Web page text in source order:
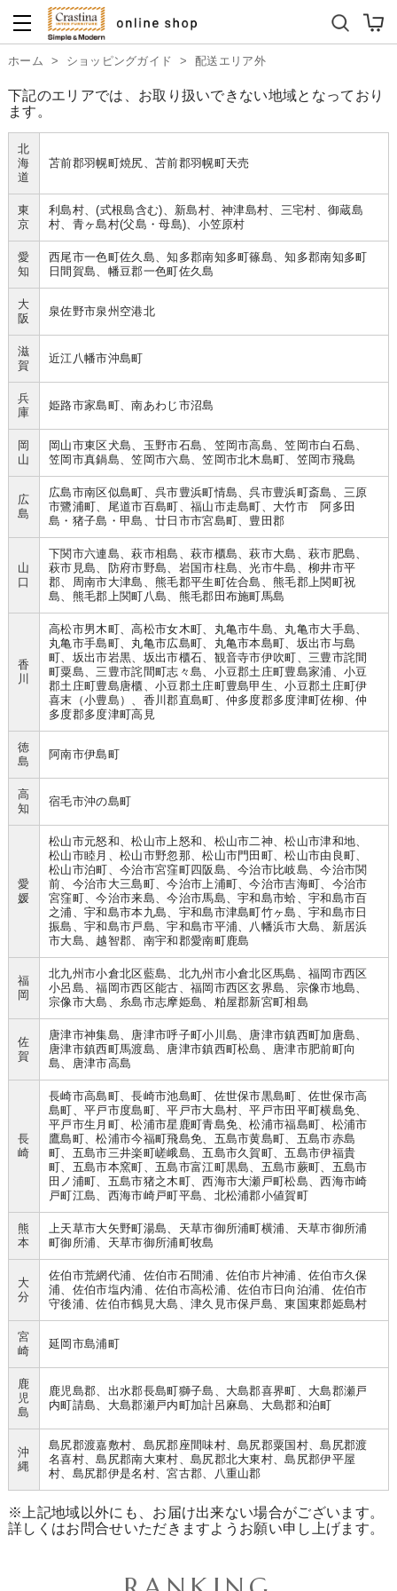
ダイニングテーブルセット
ホーム > ショッピングガイド > 配送エリア外
下記のエリアでは、お取り扱いできない地域となっており
ます。
北
海
道
苫前郡羽幌町焼尻、苫前郡羽幌町天売
東
京
利島村、(式根島含む)、新島村、神津島村、三宅村、御蔵島
村、青ヶ島村(父島・母島)、小笠原村
愛
知
西尾市一色町佐久島、知多郡南知多町篠島、知多郡南知多町
日間賀島、幡豆郡一色町佐久島
大
阪
泉佐野市泉州空港北
滋
賀
近江八幡市沖島町
兵
庫
姫路市家島町、南あわじ市沼島
岡
山
岡山市東区犬島、玉野市石島、笠岡市高島、笠岡市白石島、
笠岡市真鍋島、笠岡市六島、笠岡市北木島町、笠岡市飛島
広
島
広島市南区似島町、呉市豊浜町情島、呉市豊浜町斎島、三原
市鷺浦町、尾道市百島町、福山市走島町、大竹市 阿多田
島・猪子島・甲島、廿日市市宮島町、豊田郡
山
口
下関市六連島、萩市相島、萩市櫃島、萩市大島、萩市肥島、
萩市見島、防府市野島、岩国市柱島、光市牛島、柳井市平
郡、周南市大津島、熊毛郡平生町佐合島、熊毛郡上関町祝
島、熊毛郡上関町八島、熊毛郡田布施町馬島
香
川
高松市男木町、高松市女木町、丸亀市牛島、丸亀市大手島、
丸亀市手島町、丸亀市広島町、丸亀市本島町、坂出市与島
町、坂出市岩黒、坂出市櫃石、観音寺市伊吹町、三豊市詫間
町粟島、三豊市詫間町志々島、小豆郡土庄町豊島家浦、小豆
郡土庄町豊島唐櫃、小豆郡土庄町豊島甲生、小豆郡土庄町伊
喜末（小豊島）、香川郡直島町、仲多度郡多度津町佐柳、仲
多度郡多度津町高見
徳
島
阿南市伊島町
高
知
宿毛市沖の島町
愛
媛
松山市元怒和、松山市上怒和、松山市二神、松山市津和地、
松山市睦月、松山市野忽那、松山市門田町、松山市由良町、
松山市泊町、今治市宮窪町四阪島、今治市比岐島、今治市関
前、今治市大三島町、今治市上浦町、今治市吉海町、今治市
宮窪町、今治市来島、今治市馬島、宇和島市蛤、宇和島市百
之浦、宇和島市本九島、宇和島市津島町竹ヶ島、宇和島市日
振島、宇和島市戸島、宇和島市平浦、八幡浜市大島、新居浜
市大島、越智郡、南宇和郡愛南町鹿島
福
岡
北九州市小倉北区藍島、北九州市小倉北区馬島、福岡市西区
小呂島、福岡市西区能古、福岡市西区玄界島、宗像市地島、
宗像市大島、糸島市志摩姫島、粕屋郡新宮町相島
佐
賀
唐津市神集島、唐津市呼子町小川島、唐津市鎮西町加唐島、
唐津市鎮西町馬渡島、唐津市鎮西町松島、唐津市肥前町向
島、唐津市高島
長
崎
長崎市高島町、長崎市池島町、佐世保市黒島町、佐世保市高
島町、平戸市度島町、平戸市大島村、平戸市田平町横島免、
平戸市生月町、松浦市星鹿町青島免、松浦市福島町、松浦市
鷹島町、松浦市今福町飛島免、五島市黄島町、五島市赤島
町、五島市三井楽町嵯峨島、五島市久賀町、五島市伊福貴
町、五島市本窯町、五島市富江町黒島、五島市蕨町、五島市
田ノ浦町、五島市猪之木町、西海市大瀬戸町松島、西海市崎
戸町江島、西海市崎戸町平島、北松浦郡小値賀町
熊
本
上天草市大矢野町湯島、天草市御所浦町横浦、天草市御所浦
町御所浦、天草市御所浦町牧島
大
分
佐伯市荒網代浦、佐伯市石間浦、佐伯市片神浦、佐伯市久保
浦、佐伯市塩内浦、佐伯市高松浦、佐伯市日向泊浦、佐伯市
守後浦、佐伯市鶴見大島、津久見市保戸島、東国東郡姫島村
宮
崎
延岡市島浦町
鹿
児
島
鹿児島郡、出水郡長島町獅子島、大島郡喜界町、大島郡瀬戸
内町請島、大島郡瀬戸内町加計呂麻島、大島郡和泊町
沖
縄
島尻郡渡嘉敷村、島尻郡座間味村、島尻郡粟国村、島尻郡渡
名喜村、島尻郡南大東村、島尻郡北大東村、島尻郡伊平屋
村、島尻郡伊是名村、宮古郡、八重山郡
※上記地域以外にも、お届け出来ない場合がございます。
詳しくはお問合せいただきますようお願い申し上げます。